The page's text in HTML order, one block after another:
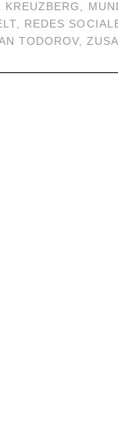
KREUZBERG ,
, REDES
TODOROV,